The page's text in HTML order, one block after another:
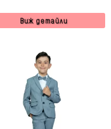
Виж детайли